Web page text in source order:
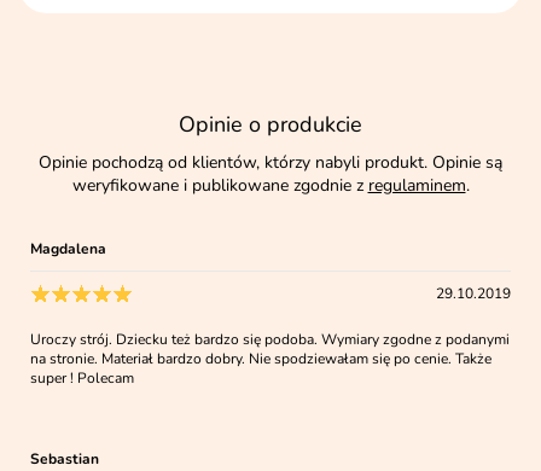
Opinie o produkcie
Opinie pochodzą od klientów, którzy nabyli produkt. Opinie są
weryfikowane i publikowane zgodnie z regulaminem.
Magdalena
29.10.2019
Uroczy strój. Dziecku też bardzo się podoba. Wymiary zgodne z podanymi
na stronie. Materiał bardzo dobry. Nie spodziewałam się po cenie. Także
super ! Polecam
Sebastian